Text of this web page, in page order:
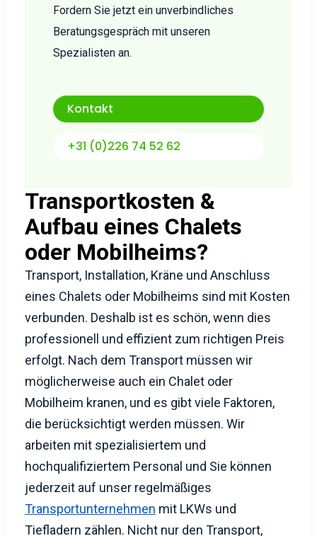
Transportkosten &
oder Mobilheims?
Transport, Installation, Kräne und Anschluss
eines Chalets oder Mobilheims sind mit Kosten
verbunden. Deshalb ist es schön, wenn dies
professionell und effizient zum richtigen Preis
erfolgt. Nach dem Transport müssen wir
möglicherweise auch ein Chalet oder
Mobilheim kranen, und es gibt viele Faktoren,
die berücksichtigt werden müssen. Wir
arbeiten mit spezialisiertem und
hochqualifiziertem Personal und Sie können
jederzeit auf unser regelmäßiges
Transportunternehmenmit LKWs und
Tiefladern zählen. Nicht nur den Transport,
sondern auch den kompletten Umzug und die
damit verbundene Demontage und Montage
Spezialisten an.
+31 (0)226 74 52 62